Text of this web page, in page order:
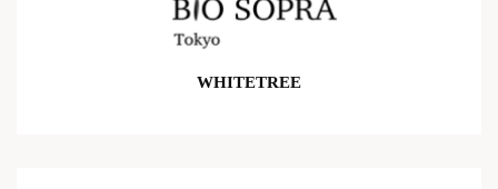
WHITETREE